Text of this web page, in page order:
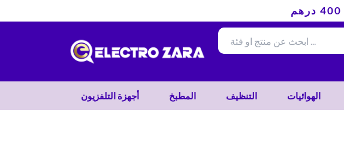
إلى
أجهزة التلفزيون المطبخ التنظيف الهوائيات